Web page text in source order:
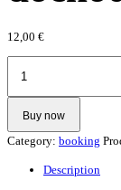
12,00 €
rýb
do
hod.
-
dôchodcovia
Buy now
Category: booking
Description